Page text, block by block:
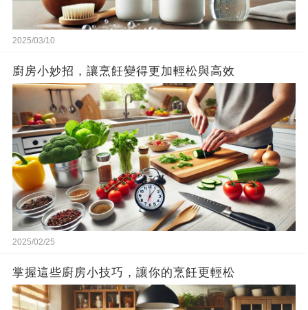
2025/03/10
廚房小妙招，讓烹飪變得更加輕松與高效
2025/02/25
掌握這些廚房小技巧，讓你的烹飪更輕松